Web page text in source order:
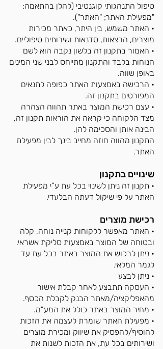
טיפול התנהגותי קוגנטיבי (להלן בהתאמה:
"מפעילת האתר; "האתר").
• האתר משמש, בין היתר, כאתר מכירות
מוצרים, הרצאות, סדנאות ושירותים טיפוליים.
• האמור בתקנון זה בלשון נקבה הוא לשם
הנוחות בלבד והתקנון מתייחס לבני שני המינים
באופן שווה.
• הרכישה באמצעות האתר כפופה לתנאים
המפורטים בתקנון זה.
• עצם רכישת המוצר באתר תהווה הצהרה
מצד הלקוחה כי קראה את הוראות תקנון זה,
הבינה אותן והסכימה להן.
התקנון מהווה חוזה מחייב בינך לבין מפעילת
האתר.
שינויים בתקנון
• תקנון זה ניתן לשינוי בכל עת ע”י מפעילת
האתר על פי שיקול דעתה הבלעדי.
רכישת מוצרים
• האתר מאפשר ללקוחות קנייה נוחה, קלה
ובטוחה של המוצר באמצעות סליקת אשראי.
• ניתן לרכוש את המוצר באתר בכל עת עד
לגמר המלאי.
• ניתן לבצע
• העסקה תתבצע לאחר קבלת אישור
מהאפליקציה/מאתר הבנק לקבלת הכסף.
• מחיר המוצר באתר כולל את המע”מ.
• מפעילת האתר שומרת לעצמה את הזכות
להוסיף/להפסיק את שיווק ומכירת מוצרים
ושירותים בכל עת, את הזכות לשנות את